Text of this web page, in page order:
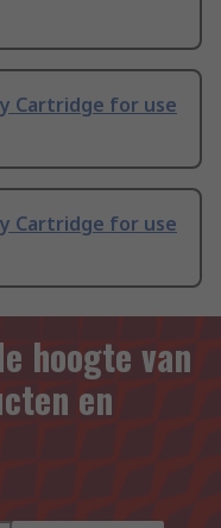
Cartridge for use
Cartridge for use
hoogte van
en